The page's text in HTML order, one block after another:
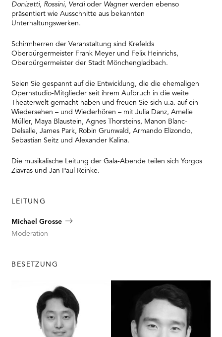
Donizetti, Rossini, Verdioder Wagnerwerden ebenso
präsentiert wie Ausschnitte aus bekannten
Unterhaltungswerken.
Schirmherren der Veranstaltung sind Krefelds
Oberbürgermeister Frank Meyer und Felix Heinrichs,
Oberbürgermeister der Stadt Mönchengladbach.
Seien Sie gespannt auf die Entwicklung, die die ehemaligen
Opernstudio-Mitglieder seit ihrem Aufbruch in die weite
Theaterwelt gemacht haben und freuen Sie sich u.a. auf ein
Wiedersehen – und Wiederhören – mit Julia Danz, Amelie
Müller, Maya Blaustein, Agnes Thorsteins, Manon Blanc-
Delsalle, James Park, Robin Grunwald, Armando Elizondo,
Sebastian Seitz und Alexander Kalina.
Die musikalische Leitung der Gala-Abende teilen sich Yorgos
Ziavras und Jan Paul Reinke.
LEITUNG
Michael Grosse
Moderation
BESETZUNG